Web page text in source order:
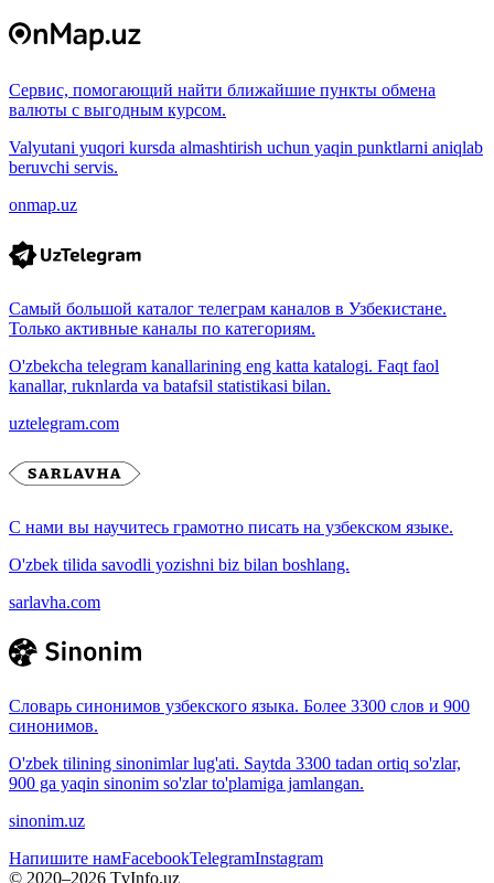
Сервис, помогающий найти ближайшие пункты обмена
валюты с выгодным курсом.
Valyutani yuqori kursda almashtirish uchun yaqin punktlarni aniqlab
beruvchi servis.
onmap.uz
Самый большой каталог телеграм каналов в Узбекистане.
Только активные каналы по категориям.
O'zbekcha telegram kanallarining eng katta katalogi. Faqt faol
kanallar, ruknlarda va batafsil statistikasi bilan.
uztelegram.com
С нами вы научитесь грамотно писать на узбекском языке.
O'zbek tilida savodli yozishni biz bilan boshlang.
sarlavha.com
Словарь синонимов узбекского языка. Более 3300 слов и 900
синонимов.
O'zbek tilining sinonimlar lug'ati. Saytda 3300 tadan ortiq so'zlar,
900 ga yaqin sinonim so'zlar to'plamiga jamlangan.
sinonim.uz
Напишите намFacebookTelegramInstagram
© 2020–2026 TvInfo.uz